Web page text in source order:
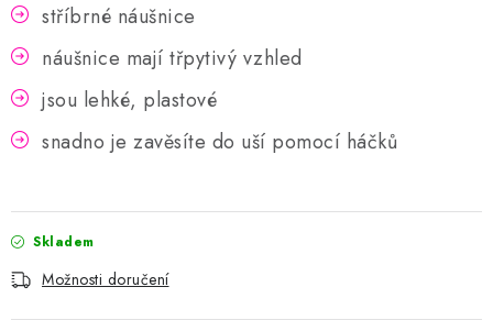
stříbrné náušnice
náušnice mají třpytivý vzhled
jsou lehké, plastové
snadno je zavěsíte do uší pomocí háčků
Skladem
Možnosti doručení